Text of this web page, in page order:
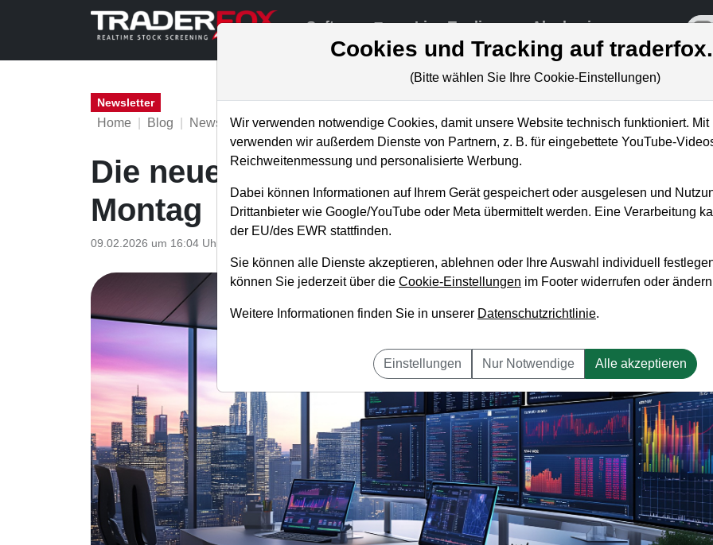
Software Live-Trading Akademie
Newsletter
Home Blog Newsletter Weekly Briefing
Die neue TraderFox Academy startet am
Montag
09.02.2026 um 16:04 Uhr
Cookies und Tracking auf
(Bitte wählen Sie Ihre Cookie-Einstellungen)
Wir verwenden notwendige Cookies, damit unsere Website technisch funktioniert.
verwenden wir außerdem Dienste von Partnern, z. B. für eingebettete YouTube-
Reichweitenmessung und personalisierte Werbung.
Dabei können Informationen auf Ihrem Gerät gespeichert oder ausgelesen und
Drittanbieter wie Google/YouTube oder Meta übermittelt werden. Eine Verarbeitung
der EU/des EWR stattfinden.
Sie können alle Dienste akzeptieren, ablehnen oder Ihre Auswahl individuell
können Sie jederzeit über die Cookie-Einstellungen im Footer widerrufen oder
Weitere Informationen finden Sie in unserer Datenschutzrichtlinie.
Einstellungen Nur Notwendige Alle akzeptieren